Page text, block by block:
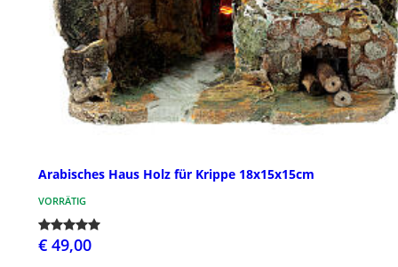
Arabisches Haus Holz für Krippe 18x15x15cm
VORRÄTIG
€ 49,00